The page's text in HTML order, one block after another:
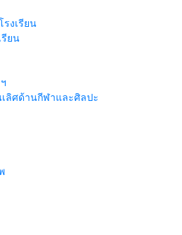
งเรียน
ยน
ลิศด้านกีฬาและศิลปะ